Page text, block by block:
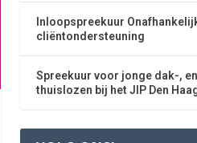
Inloopspreekuur
cliëntondersteuning
Spreekuur voor jonge dak-, en
thuislozen bij het JIP Den